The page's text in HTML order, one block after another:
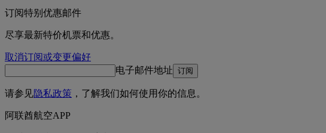
订阅特别优惠邮件
尽享最新特价机票和优惠。
取消订阅或变更偏好
电子邮件地址 订阅
请参见隐私政策 ，了解我们如何使用你的信息。
阿联酋航空APP